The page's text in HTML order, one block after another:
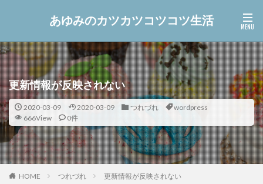
あゆみのカツカツコツコツ生活
更新情報が反映されない
2020-03-09 2020-03-09 つれづれ
wordpress
666View
0件
HOME つれづれ 更新情報が反映されない